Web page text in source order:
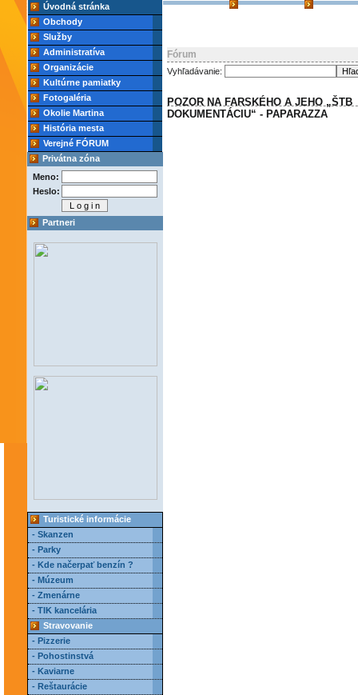
Úvodná stránka
Obchody
Služby
Administratíva
Organizácie
Kultúrne pamiatky
Fotogaléria
Okolie Martina
História mesta
Verejné FÓRUM
Privátna zóna
Meno:
Heslo:
Partneri
Turistické informácie
- Skanzen
- Parky
- Kde načerpať benzín ?
- Múzeum
- Zmenárne
- TIK kancelária
Stravovanie
- Pizzerie
- Pohostinstvá
- Kaviarne
- Reštaurácie
Fórum
Vyhľadávanie:
POZOR NA FARSKÉHO A JEHO „ŠTB
DOKUMENTÁCIU“ - PAPARAZZA